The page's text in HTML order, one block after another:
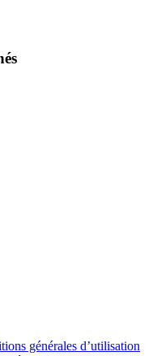
générales d’utilisation